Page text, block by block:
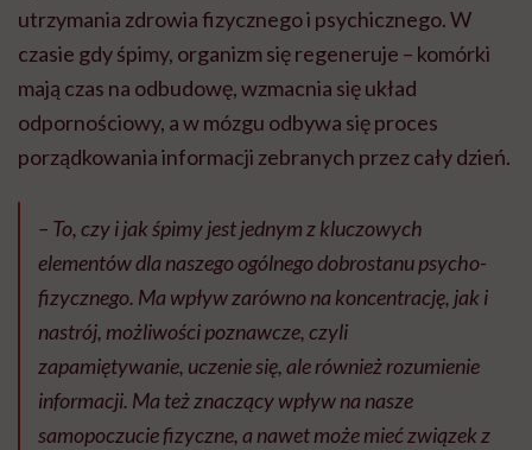
utrzymania zdrowia fizycznego i psychicznego. W
czasie gdy śpimy, organizm się regeneruje – komórki
mają czas na odbudowę, wzmacnia się układ
odpornościowy, a w mózgu odbywa się proces
porządkowania informacji zebranych przez cały dzień.
– To, czy i jak śpimy jest jednym z kluczowych
elementów dla naszego ogólnego dobrostanu psycho-
fizycznego. Ma wpływ zarówno na koncentrację, jak i
nastrój, możliwości poznawcze, czyli
zapamiętywanie, uczenie się, ale również rozumienie
informacji. Ma też znaczący wpływ na nasze
samopoczucie fizyczne, a nawet może mieć związek z